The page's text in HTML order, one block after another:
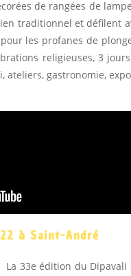
de rangées de
traditionnel et défilent
les profanes de
religieuses, 3
gastronomie,
à Saint-André
La 33e édition du Dipavali